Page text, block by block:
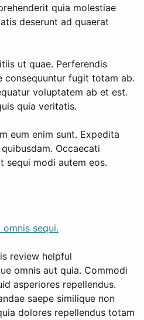
quia molestiae
deserunt ad quaerat
ut quae. Perferendis
consequuntur fugit totam ab.
voluptatem ab et est.
quia veritatis.
eum enim sunt. Expedita
Occaecati
sequi modi autem eos.
sequi.
review helpful
omnis aut quia. Commodi
asperiores repellendus.
saepe similique non
dolores repellendus totam